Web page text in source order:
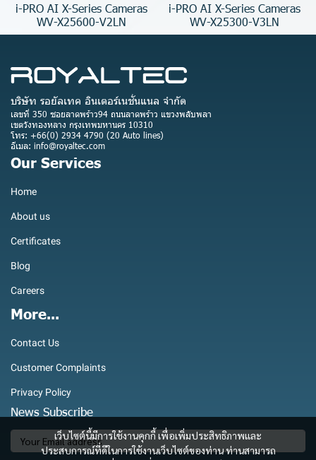
i-PRO AI X-Series Cameras
WV-X25600-V2LN
i-PRO AI X-Series Cameras
WV-X25300-V3LN
เว็บไซต์นี้มีการใช้งานคุกกี้ เพื่อเพิ่มประสิทธิภาพและ
ประสบการณ์ที่ดีในการใช้งานเว็บไซต์ของท่าน ท่านสามารถ
บริษัท รอยัลเทค อินเตอร์เนชั่นแนล จำกัด
เลขที่ 350 ซอยลาดพร้าว94 ถนนลาดพร้าว แขวงพลับพลา
เขตวังทองหลาง กรุงเทพมหานคร 10310
โทร: +66(0) 2934 4790 (20 Auto lines)
อีเมล: info@royaltec.com
Our Services
Home
About us
Certificates
Blog
Careers
More...
Contact Us
Customer Complaints
Privacy Policy
News Subscribe